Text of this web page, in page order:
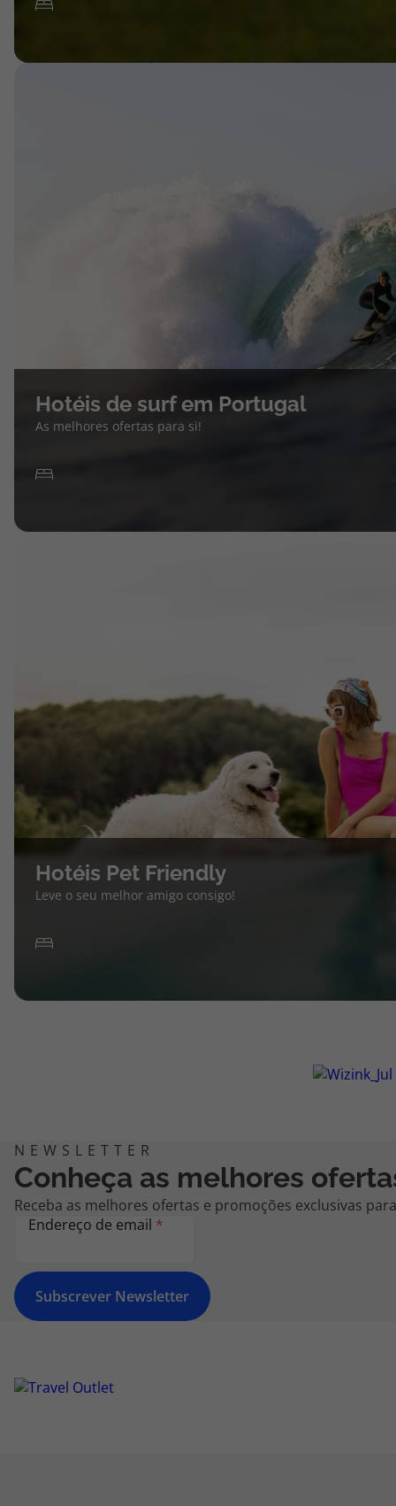
Hotéis de surf em Portugal
As melhores ofertas para si!
Hotéis Pet Friendly
Leve o seu melhor amigo consigo!
Conheça as melhores
Receba as melhores ofertas e promoções exclusivas
Endereço de email *
Subscrever Newsletter